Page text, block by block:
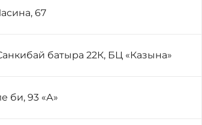
67
батыра 22К, БЦ «Казына»
би, 93 «А»